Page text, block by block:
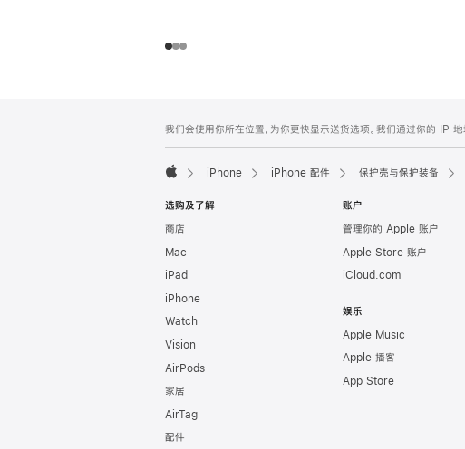
页
脚
注
我们会使用你所在位置，为你更快显示送货选项。我们通过你的 IP
iPhone iPhone 配件 保护壳与保护装备
选购及了解
商店
Mac
iPad
iPhone
Watch
Vision
AirPods
家居
AirTag
配件
账户
管理你的 Apple 账户
Apple Store 账户
iCloud.com
娱乐
Apple Music
Apple 播客
App Store